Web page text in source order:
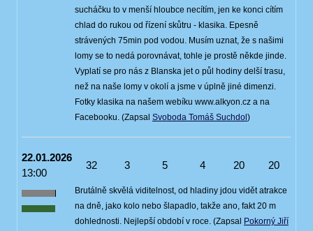
sucháčku to v menší hloubce necítím, jen ke konci cítím
chlad do rukou od řízení skůtru - klasika. Epesně
strávených 75min pod vodou. Musím uznat, že s našimi
lomy se to nedá porovnávat, tohle je prostě někde jinde.
Vyplatí se pro nás z Blanska jet o půl hodiny delší trasu,
než na naše lomy v okolí a jsme v úplně jiné dimenzi.
Fotky klasika na našem webíku www.alkyon.cz a na
Facebooku. (Zapsal Svoboda Tomáš Suchdol )
22.01.2026
13:00
32 3 5 4 20 20
Brutálně skvělá viditelnost, od hladiny jdou vidět atrakce
na dně, jako kolo nebo šlapadlo, takže ano, fakt 20 m
dohlednosti. Nejlepší období v roce. (Zapsal Pokorný Jiří